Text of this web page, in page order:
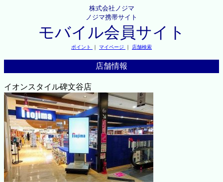
株式会社ノジマ
ノジマ携帯サイト
モバイル会員サイト
ポイント ｜ マイページ ｜ 店舗検索
店舗情報
イオンスタイル碑文谷店